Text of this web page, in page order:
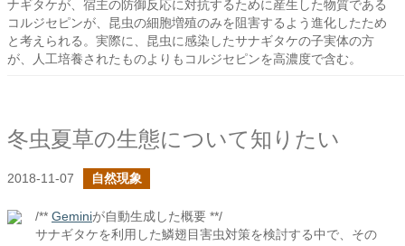
ナギタケが、宿主の防御反応に対抗するために産生した物質である
コルジセピンが、昆虫の細胞増殖のみを阻害するよう進化したため
と考えられる。実際に、昆虫に感染したサナギタケの子実体の方
が、人工培養されたものよりもコルジセピンを高濃度で含む。
冬虫夏草の生態について知りたい
2018-11-07 自然現象
/** Geminiが自動生成した概要 **/
サナギタケを利用した鱗翅目害虫対策を検討する中で、その